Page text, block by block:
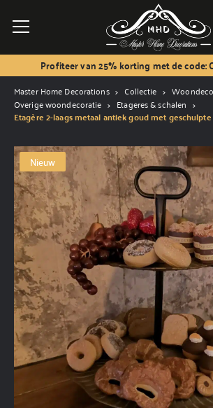
Profiteer van 25% korting met de code:
Master Home Decorations Collectie
Overige woondecoratie
Etageres & schalen
Etagère 2-laags metaal antiek goud met
Nieuw